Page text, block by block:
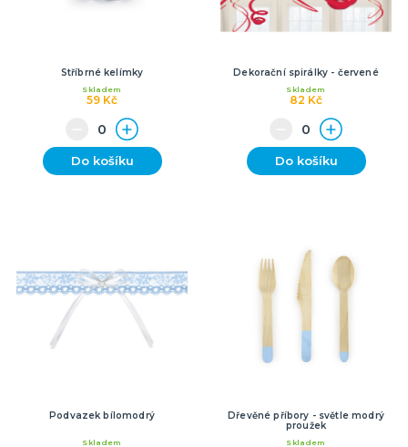
Stříbrné kelímky
59 Kč
Skladem
Do košíku
Dekorační spirálky - červené
82 Kč
Skladem
Do košíku
Podvazek bílomodrý
Skladem
Dřevěné příbory - světle modrý
proužek
Skladem